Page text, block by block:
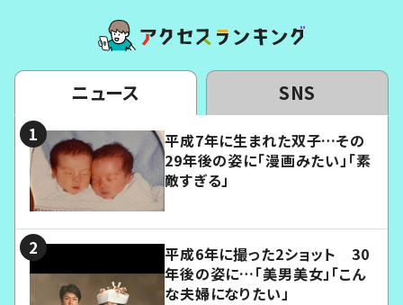
ニュース SNS
平成7年に生まれた双子…その
29年後の姿に「漫画みたい」「素
敵すぎる」
平成6年に撮った2ショット 30
年後の姿に…「美男美女」「こん
な夫婦になりたい」